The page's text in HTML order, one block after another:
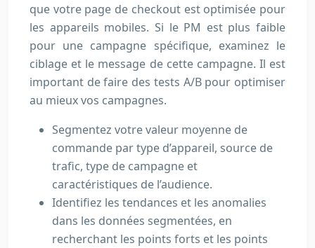
que votre page de checkout est optimisée pour
les appareils mobiles. Si le PM est plus faible
pour une campagne spécifique, examinez le
ciblage et le message de cette campagne. Il est
important de faire des tests A/B pour optimiser
au mieux vos campagnes.
Segmentez votre valeur moyenne de
commande par type d’appareil, source de
trafic, type de campagne et
caractéristiques de l’audience.
Identifiez les tendances et les anomalies
dans les données segmentées, en
recherchant les points forts et les points